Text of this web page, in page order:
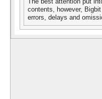
contents, however,
errors, delays and